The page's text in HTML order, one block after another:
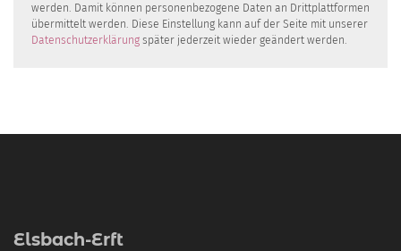
werden. Damit können personenbezogene Daten an Drittplattformen
übermittelt werden. Diese Einstellung kann auf der Seite mit unserer
Datenschutzerklärung später jederzeit wieder geändert werden.
Elsbach-Erft